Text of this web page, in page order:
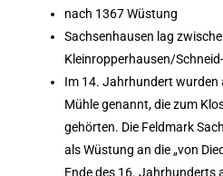
nach 1367 Wüstung
Sachsenhausen lag
Kleinropperhausen/
Im 14. Jahrhundert wurden
Mühle genannt, die zum
gehörten. Die Feldmark
als Wüstung an die „von
Ende des 16. Jahrhunderts